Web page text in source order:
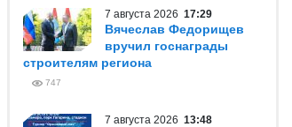
7 августа 2026 17:29
Вячеслав Федорищев
вручил госнаграды
строителям региона
747
7 августа 2026 13:48